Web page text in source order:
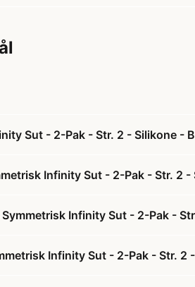
Sut - 2-Pak - Str. 2 - Silikone -
Infinity Sut - 2-Pak - Str. 2
Infinity Sut - 2-Pak -
Infinity Sut - 2-Pak - Str. 2